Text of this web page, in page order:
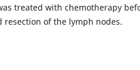
treated with chemotherapy
of the lymph nodes.